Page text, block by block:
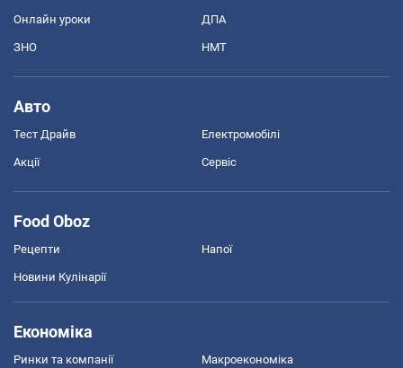
Онлайн уроки ДПА
ЗНО НМТ
Авто
Тест Драйв Електромобілі
Акції Сервіс
Food Oboz
Рецепти Напої
Новини Кулінарії
Економіка
Ринки та компанії Макроекономіка